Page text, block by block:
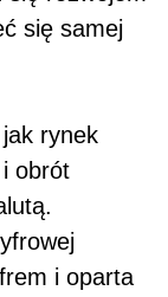
się samej
rynek
obrót
i oparta